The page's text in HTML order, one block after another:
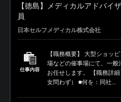
【徳島】メディカルアドバイ
員
日本セルフメディカル株式会社
仕事内容
【職務概要】 大型ショッ
場などの催事場にて、一般
お任せします。 【職務詳
女問わず） ■何を：同社...